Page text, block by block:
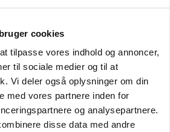
cookies
tilpasse vores indhold og annoncer,
til sociale medier og til at
Vi deler også oplysninger om din
med vores partnere inden for
og analysepartnere.
disse data med andre
fodermester søges